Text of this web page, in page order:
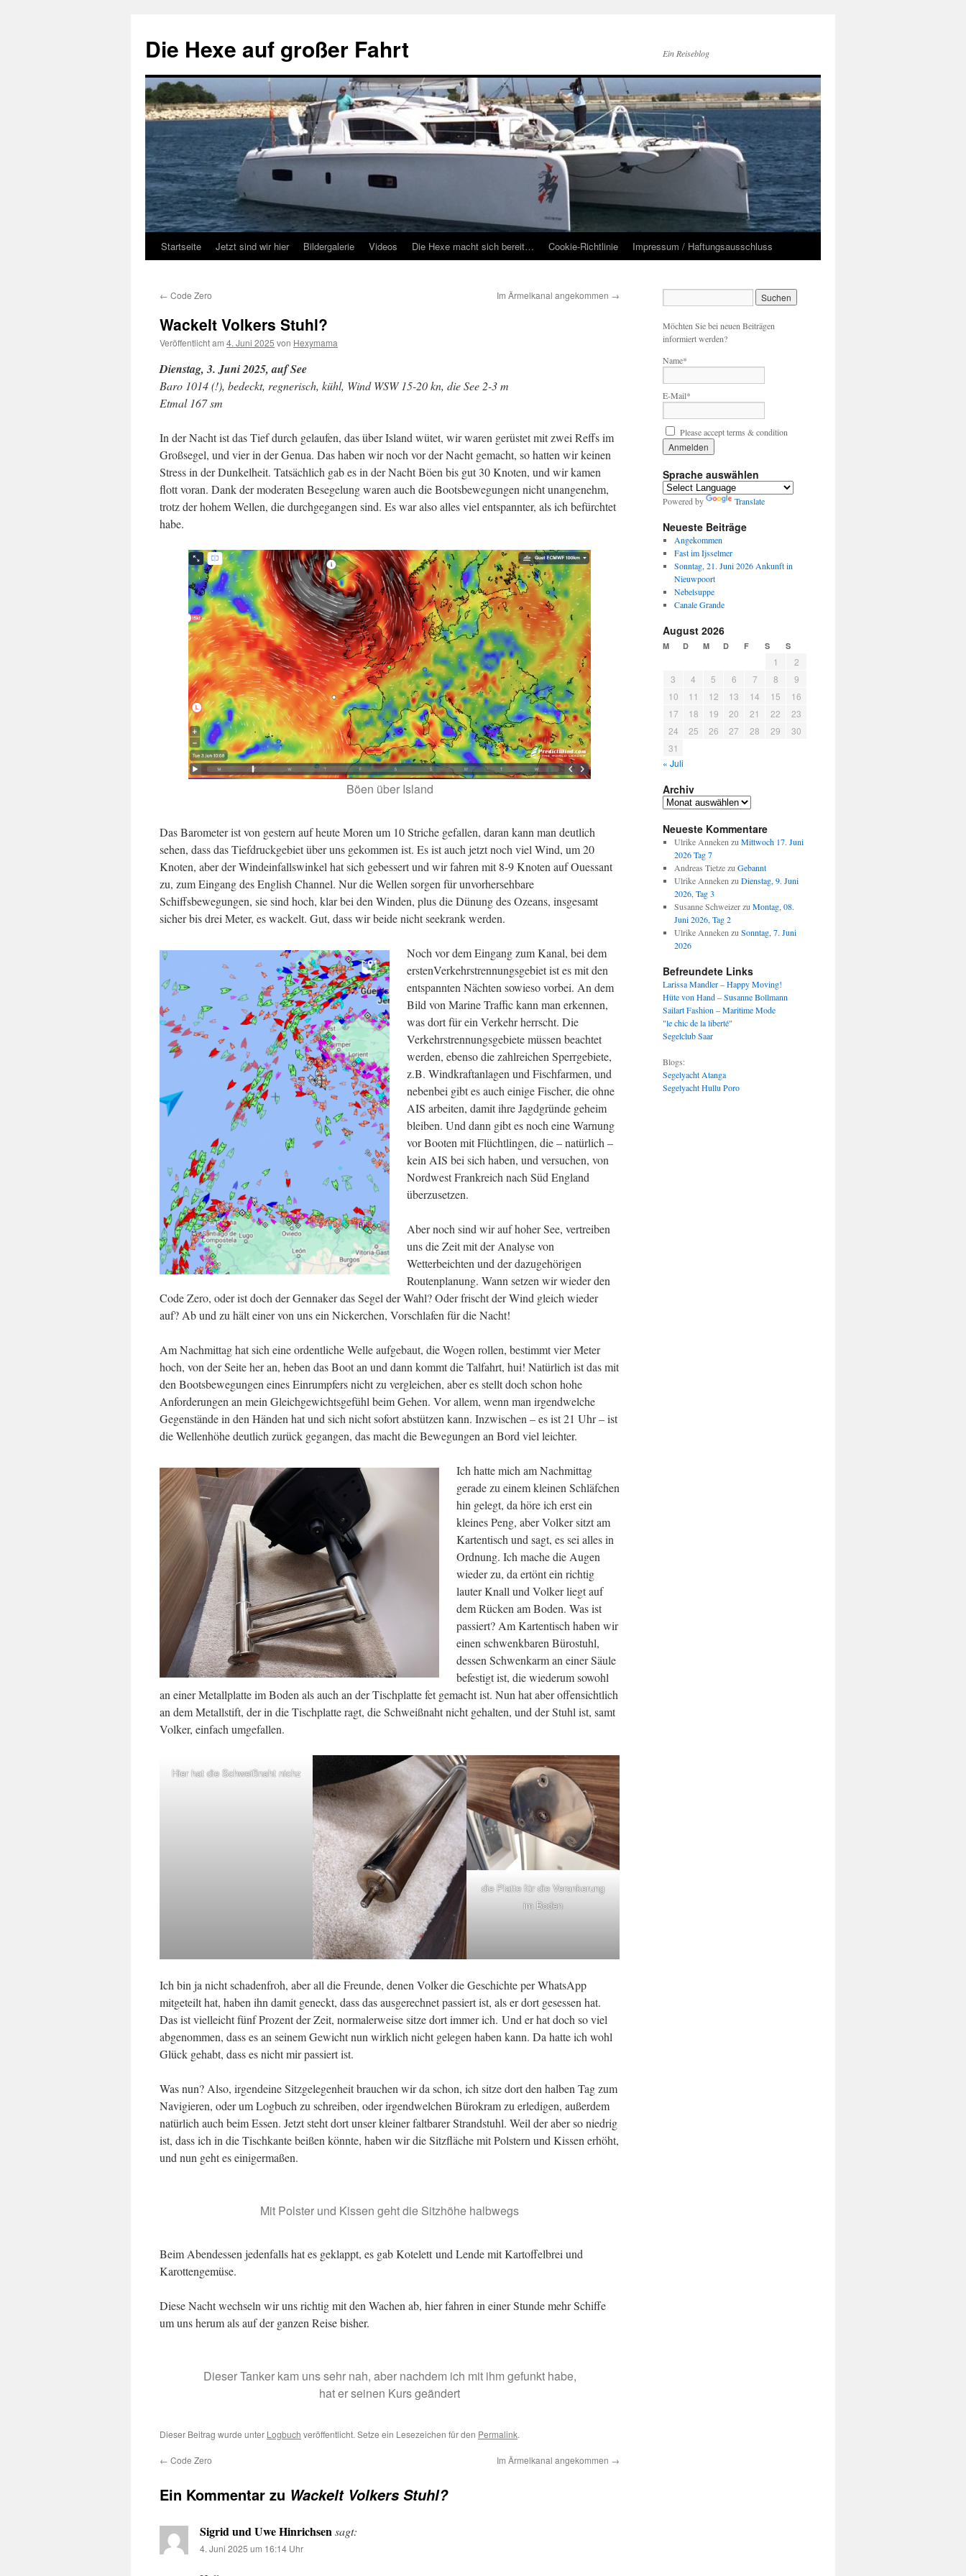
springen
Die Hexe auf großer Fahrt Ein Reiseblog
Startseite Jetzt sind wir hier Bildergalerie Videos Die Hexe macht sich bereit… Cookie-Richtlinie Impressum / Haftungsausschluss
← Code Zero Im Ärmelkanal angekommen →
Wackelt Volkers Stuhl?
Veröffentlicht am 4. Juni 2025 von Hexymama
Dienstag, 3. Juni 2025, auf See
Baro 1014 (!), bedeckt, regnerisch, kühl, Wind WSW 15-20 kn, die See 2-3 m
Etmal 167 sm
In der Nacht ist das Tief durch gelaufen, das über Island wütet, wir waren gerüstet mit zwei Reffs im
Großsegel, und vier in der Genua. Das haben wir noch vor der Nacht gemacht, so hatten wir keinen
Stress in der Dunkelheit. Tatsächlich gab es in der Nacht Böen bis gut 30 Knoten, und wir kamen
flott voran. Dank der moderaten Besegelung waren auch die Bootsbewegungen nicht unangenehm,
trotz der hohem Wellen, die durchgegangen sind. Es war also alles viel entspannter, als ich befürchtet
habe.
Böen über Island
Das Barometer ist von gestern auf heute Moren um 10 Striche gefallen, daran kann man deutlich
sehen, dass das Tiefdruckgebiet über uns gekommen ist. Es ist auch jetzt noch viel Wind, um 20
Knoten, aber der Windeinfallswinkel hat sich gebessert und wir fahren mit 8-9 Knoten auf Ouessant
zu, zum Eingang des English Channel. Nur die Wellen sorgen für unvorhersehbare
Schiffsbewegungen, sie sind hoch, klar bei den Winden, plus die Dünung des Ozeans, insgesamt
sicher bis drei Meter, es wackelt. Gut, dass wir beide nicht seekrank werden.
Noch vor dem Eingang zum Kanal, bei dem
erstenVerkehrstrennungsgebiet ist es mit den
entspannten Nächten sowieso vorbei. An dem
Bild von Marine Traffic kann man erkennen,
was dort für ein Verkehr herrscht. Die
Verkehrstrennungsgebiete müssen beachtet
werden, ebenso die zahlreichen Sperrgebiete,
z.B. Windkraftanlagen und Fischfarmen, und
nebenbei gibt es auch einige Fischer, die ohne
AIS arbeiten, damit ihre Jagdgründe geheim
bleiben. Und dann gibt es noch eine Warnung
vor Booten mit Flüchtlingen, die – natürlich –
kein AIS bei sich haben, und versuchen, von
Nordwest Frankreich nach Süd England
überzusetzen.
Aber noch sind wir auf hoher See, vertreiben
uns die Zeit mit der Analyse von
Wetterbeichten und der dazugehörigen
Routenplanung. Wann setzen wir wieder den
Code Zero, oder ist doch der Gennaker das Segel der Wahl? Oder frischt der Wind gleich wieder
auf? Ab und zu hält einer von uns ein Nickerchen, Vorschlafen für die Nacht!
Am Nachmittag hat sich eine ordentliche Welle aufgebaut, die Wogen rollen, bestimmt vier Meter
hoch, von der Seite her an, heben das Boot an und dann kommt die Talfahrt, hui! Natürlich ist das mit
den Bootsbewegungen eines Einrumpfers nicht zu vergleichen, aber es stellt doch schon hohe
Anforderungen an mein Gleichgewichtsgefühl beim Gehen. Vor allem, wenn man irgendwelche
Gegenstände in den Händen hat und sich nicht sofort abstützen kann. Inzwischen – es ist 21 Uhr – ist
die Wellenhöhe deutlich zurück gegangen, das macht die Bewegungen an Bord viel leichter.
Ich hatte mich am Nachmittag
gerade zu einem kleinen Schläfchen
hin gelegt, da höre ich erst ein
kleines Peng, aber Volker sitzt am
Kartentisch und sagt, es sei alles in
Ordnung. Ich mache die Augen
wieder zu, da ertönt ein richtig
lauter Knall und Volker liegt auf
dem Rücken am Boden. Was ist
passiert? Am Kartentisch haben wir
einen schwenkbaren Bürostuhl,
dessen Schwenkarm an einer Säule
befestigt ist, die wiederum sowohl
an einer Metallplatte im Boden als auch an der Tischplatte fet gemacht ist. Nun hat aber offensichtlich
an dem Metallstift, der in die Tischplatte ragt, die Schweißnaht nicht gehalten, und der Stuhl ist, samt
Volker, einfach umgefallen.
Hier hat die Schweißnaht nichz
die Platte für die Verankerung
im Boden
Ich bin ja nicht schadenfroh, aber all die Freunde, denen Volker die Geschichte per WhatsApp
mitgeteilt hat, haben ihn damit geneckt, dass das ausgerechnet passiert ist, als er dort gesessen hat.
Das ist vielleicht fünf Prozent der Zeit, normalerweise sitze dort immer ich. Und er hat doch so viel
abgenommen, dass es an seinem Gewicht nun wirklich nicht gelegen haben kann. Da hatte ich wohl
Glück gehabt, dass es nicht mir passiert ist.
Was nun? Also, irgendeine Sitzgelegenheit brauchen wir da schon, ich sitze dort den halben Tag zum
Navigieren, oder um Logbuch zu schreiben, oder irgendwelchen Bürokram zu erledigen, außerdem
natürlich auch beim Essen. Jetzt steht dort unser kleiner faltbarer Strandstuhl. Weil der aber so niedrig
ist, dass ich in die Tischkante beißen könnte, haben wir die Sitzfläche mit Polstern und Kissen erhöht,
und nun geht es einigermaßen.
Mit Polster und Kissen geht die Sitzhöhe halbwegs
Beim Abendessen jedenfalls hat es geklappt, es gab Kotelett und Lende mit Kartoffelbrei und
Karottengemüse.
Diese Nacht wechseln wir uns richtig mit den Wachen ab, hier fahren in einer Stunde mehr Schiffe
um uns herum als auf der ganzen Reise bisher.
Dieser Tanker kam uns sehr nah, aber nachdem ich mit ihm gefunkt habe,
hat er seinen Kurs geändert
Dieser Beitrag wurde unter Logbuch veröffentlicht. Setze ein Lesezeichen für den Permalink.
← Code Zero Im Ärmelkanal angekommen →
Ein Kommentar zu Wackelt Volkers Stuhl?
Sigrid und Uwe Hinrichsensagt:
4. Juni 2025 um 16:14 Uhr
Möchten Sie bei neuen Beiträgen
informiert werden?
Name*
E-Mail*
Please accept terms & condition
Sprache auswählen
Powered by Translate
Neueste Beiträge
Angekommen
Fast im Ijsselmer
Sonntag, 21. Juni 2026 Ankunft in
Nieuwpoort
Nebelsuppe
Canale Grande
August 2026
M D M D F S S
1
2
3
4 5 6 7 8
9
10
11 12 13 14 15
16
17
18 19 20 21 22
23
24
25 26 27 28 29
30
31
« Juli
Archiv
Archiv
Neueste Kommentare
Ulrike AnnekenzuMittwoch 17. Juni
2026 Tag 7
Andreas TietzezuGebannt
Ulrike AnnekenzuDienstag, 9. Juni
2026, Tag 3
Susanne SchweizerzuMontag, 08.
Juni 2026, Tag 2
Ulrike AnnekenzuSonntag, 7. Juni
2026
Befreundete Links
Larissa Mandler – Happy Moving!
Hüte von Hand – Susanne Bollmann
Sailart Fashion – Maritime Mode
"le chic de la liberté"
Segelclub Saar
Blogs:
Segelyacht Atanga
Segelyacht Hullu Poro